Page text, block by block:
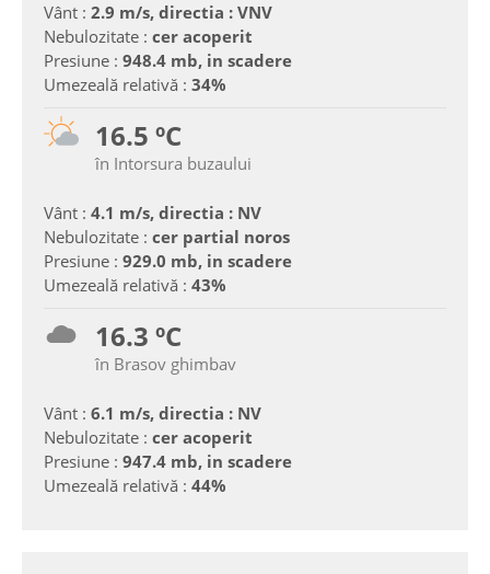
Vânt : 2.9 m/s, directia : VNV
Nebulozitate : cer acoperit
Presiune : 948.4 mb, in scadere
Umezeală relativă : 34%
16.5 ºC
în Intorsura buzaului
Vânt : 4.1 m/s, directia : NV
Nebulozitate : cer partial noros
Presiune : 929.0 mb, in scadere
Umezeală relativă : 43%
16.3 ºC
în Brasov ghimbav
Vânt : 6.1 m/s, directia : NV
Nebulozitate : cer acoperit
Presiune : 947.4 mb, in scadere
Umezeală relativă : 44%